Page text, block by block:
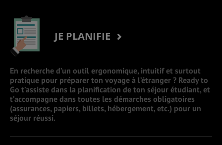
JE PLANIFIE
En recherche d’un outil ergonomique, intuitif et surtout
pratique pour préparer ton voyage à l’étranger ? Ready to
Go t’assiste dans la planification de ton séjour étudiant, et
t’accompagne dans toutes les démarches obligatoires
(assurances, papiers, billets, hébergement, etc.) pour un
séjour réussi.